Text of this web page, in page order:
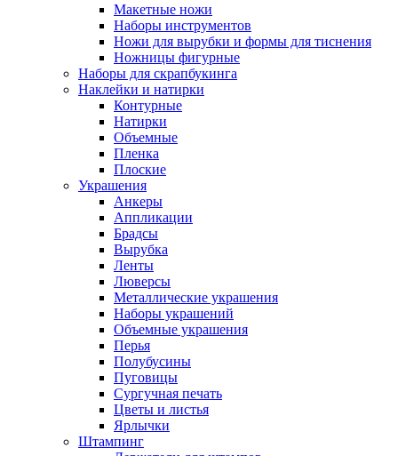
Макетные ножи
Наборы инструментов
Ножи для вырубки и формы для тиснения
Ножницы фигурные
Наборы для скрапбукинга
Наклейки и натирки
Контурные
Натирки
Объемные
Пленка
Плоские
Украшения
Анкеры
Аппликации
Брадсы
Вырубка
Ленты
Люверсы
Металлические украшения
Наборы украшений
Объемные украшения
Перья
Полубусины
Пуговицы
Сургучная печать
Цветы и листья
Ярлычки
Штампинг